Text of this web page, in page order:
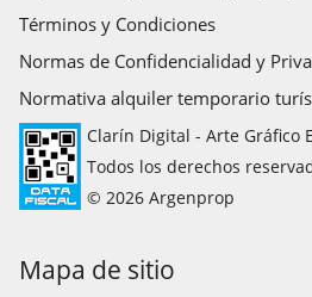
Términos y Condiciones
Normas de Confidencialidad y
Normativa alquiler temporario
Clarín Digital - Arte Gráfico
Todos los derechos
© 2026 Argenprop
Mapa de sitio